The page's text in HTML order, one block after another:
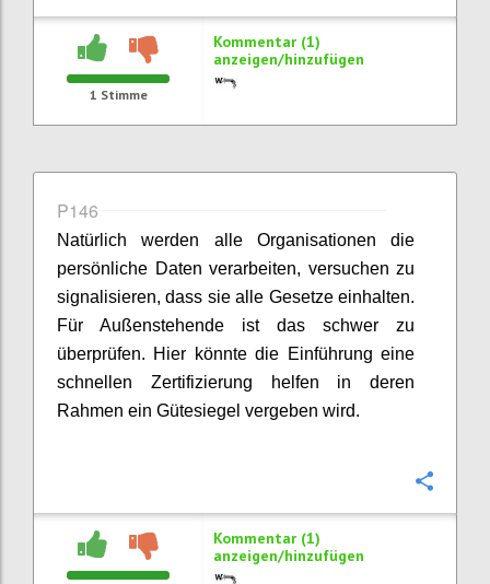
1 Stimme
Kommentar (1)
anzeigen/hinzufügen
P146
Natürlich werden alle Organisationen die
persönliche Daten verarbeiten, versuchen zu
signalisieren, dass sie alle Gesetze einhalten.
Für Außenstehende ist das schwer zu
überprüfen. Hier könnte die Einführung eine
schnellen Zertifizierung helfen in deren
Rahmen ein Gütesiegel vergeben wird.
Kommentar (1)
anzeigen/hinzufügen